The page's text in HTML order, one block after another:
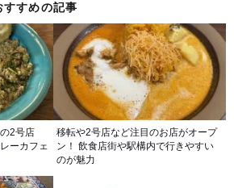
すめの記事
2号店
ーカフェ
移転や2号店など注目のお店がオープ
ン！ 飲食店街や駅構内で行きやすい
のが魅力